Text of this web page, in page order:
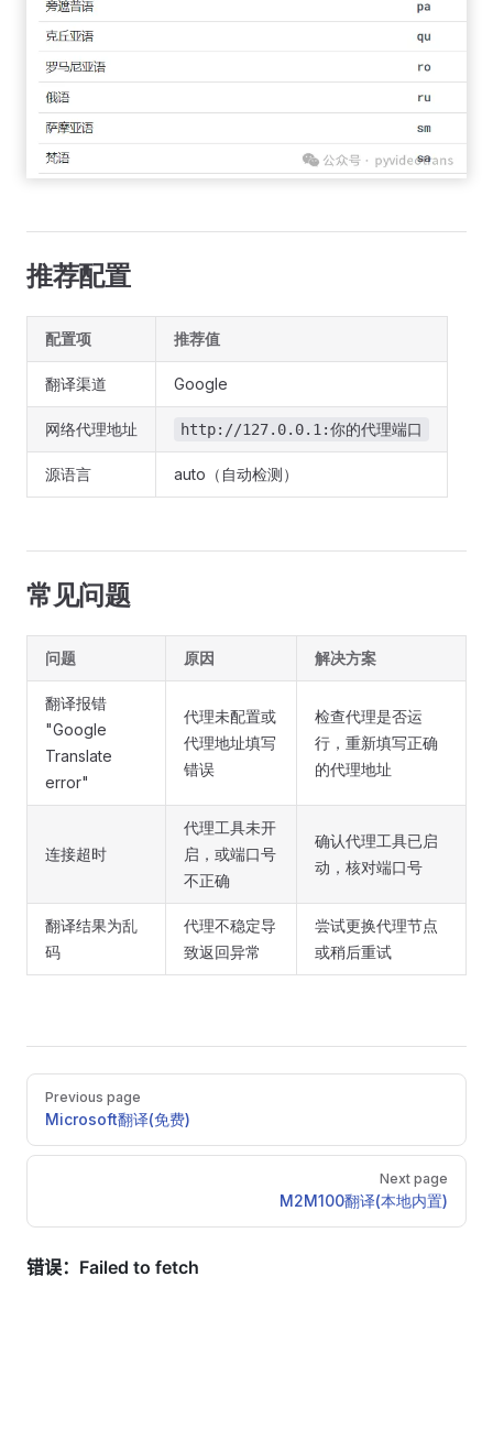
推荐配置
配置项 推荐值
翻译渠道 Google
网络代理地址 http://127.0.0.1:你的代理端口
源语言 auto（自动检测）
常见问题
问题 原因 解决方案
翻译报错
"Google
Translate
error"
代理未配置或
代理地址填写
错误
检查代理是否运
行，重新填写正确
的代理地址
连接超时
代理工具未开
启，或端口号
不正确
确认代理工具已启
动，核对端口号
翻译结果为乱
码
代理不稳定导
致返回异常
尝试更换代理节点
或稍后重试
Pager
Previous page
Microsoft翻译(免费)
Next page
M2M100翻译(本地内置)